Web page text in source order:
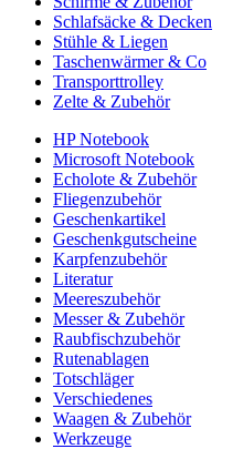
Schlafsäcke & Decken
Stühle & Liegen
Taschenwärmer & Co
Transporttrolley
Zelte & Zubehör
HP Notebook
Microsoft Notebook
Echolote & Zubehör
Fliegenzubehör
Geschenkartikel
Geschenkgutscheine
Karpfenzubehör
Literatur
Meereszubehör
Messer & Zubehör
Raubfischzubehör
Rutenablagen
Totschläger
Verschiedenes
Waagen & Zubehör
Werkzeuge